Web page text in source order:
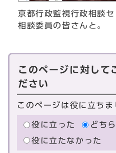
京都行政監視行政相談
相談委員の皆さんと。
このページに対して
ださい
このページは役に立ちま
役に立った
どち
役に立たなかった